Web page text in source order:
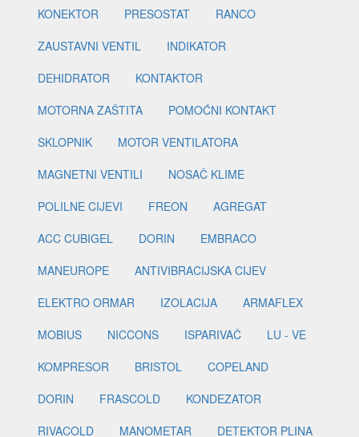
KONEKTOR
PRESOSTAT
RANCO
ZAUSTAVNI VENTIL
INDIKATOR
DEHIDRATOR
KONTAKTOR
MOTORNA ZAŠTITA
POMOĆNI KONTAKT
SKLOPNIK
MOTOR VENTILATORA
MAGNETNI VENTILI
NOSAČ KLIME
POLILNE CIJEVI
FREON
AGREGAT
ACC CUBIGEL
DORIN
EMBRACO
MANEUROPE
ANTIVIBRACIJSKA CIJEV
ELEKTRO ORMAR
IZOLACIJA
ARMAFLEX
MOBIUS
NICCONS ISPARIVAČ
LU - VE
KOMPRESOR
BRISTOL
COPELAND
DORIN
FRASCOLD
KONDEZATOR
RIVACOLD
MANOMETAR DETEKTOR PLINA